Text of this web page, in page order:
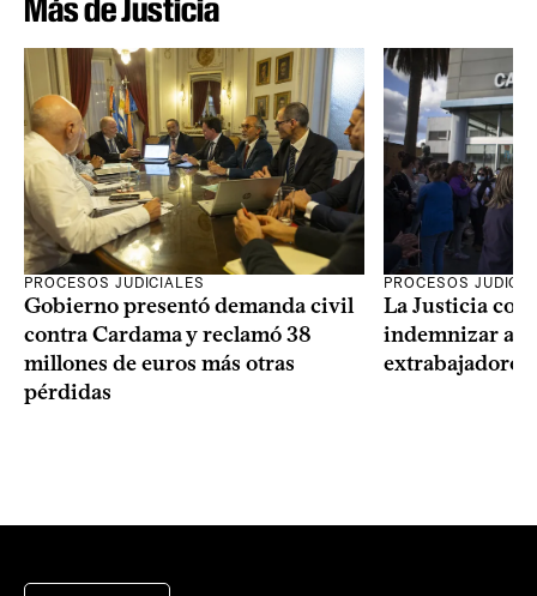
Más de Justicia
PROCESOS JUDICIALES
Gobierno presentó demanda civil
contra Cardama y reclamó 38
millones de euros más otras
pérdidas
PROCESOS
La Justicia
indemnizar a
extrabajadores